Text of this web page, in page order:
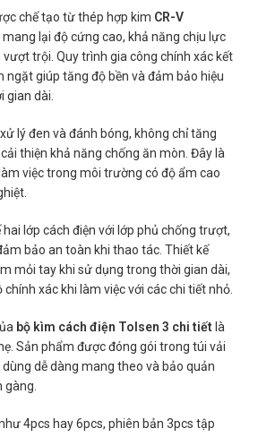
chế tạo từ thép hợp kim CR-V
mang lại độ cứng cao, khả năng chịu lực
trội. Quy trình gia công chính xác kết
ngặt giúp tăng độ bền và đảm bảo hiệu
gian dài.
lý đen và đánh bóng, không chỉ tăng
thiện khả năng chống ăn mòn. Đây là
việc trong môi trường có độ ẩm cao
lớp cách điện với lớp phủ chống trượt,
bảo an toàn khi thao tác. Thiết kế
mỏi tay khi sử dụng trong thời gian dài,
xác khi làm việc với các chi tiết nhỏ.
bộ kìm cách điện Tolsen 3 chi tiết là
Sản phẩm được đóng gói trong túi vải
dễ dàng mang theo và bảo quản
4pcs hay 6pcs, phiên bản 3pcs tập